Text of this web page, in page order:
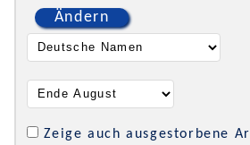
Ändern
Zeige auch ausgestorbene